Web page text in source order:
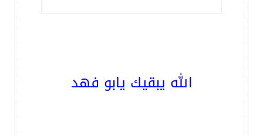
الله يبقيك يابو فهد